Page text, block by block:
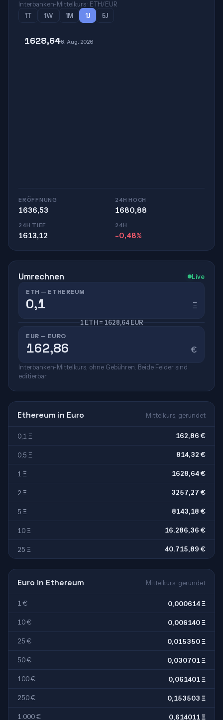
Interbanken-Mittelkurs · ETH/EUR
1T
1W 1M 1J 5J
1628,648. Aug. 2026
ERÖFFNUNG
1636,53
24H HOCH
1680,88
24H TIEF
1613,12
24H
-0,48%
Umrechnen Live
ETH — ETHEREUM
Ξ
1 ETH = 1628,64 EUR
EUR — EURO
€
Interbanken-Mittelkurs, ohne Gebühren. Beide Felder sind
editierbar.
Ethereum in Euro Mittelkurs, gerundet
0,1 Ξ 162,86 €
0,5 Ξ 814,32 €
1 Ξ 1628,64 €
2 Ξ 3257,27 €
5 Ξ 8143,18 €
10 Ξ 16.286,36 €
25 Ξ 40.715,89 €
Euro in Ethereum Mittelkurs, gerundet
1 € 0,000614 Ξ
10 € 0,006140 Ξ
25 € 0,015350 Ξ
50 € 0,030701 Ξ
100 € 0,061401 Ξ
250 € 0,153503 Ξ
1.000 € 0,614011 Ξ